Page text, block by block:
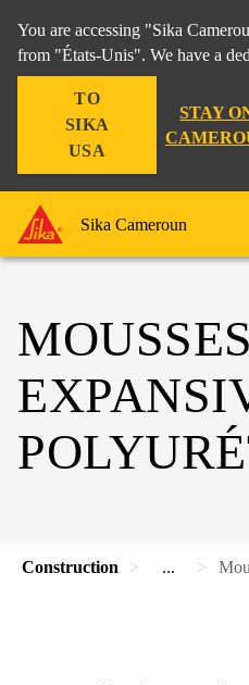
You are accessing "Sika
from "États-Unis". We have a
TO
SIKA
USA
STAY
Sika Cameroun
MOUSSES
Construction ...